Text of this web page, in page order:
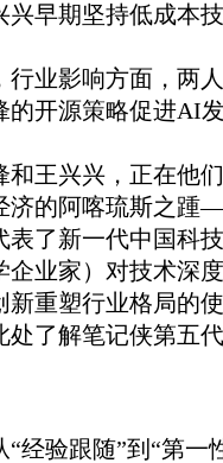
兴早期坚持低成本
行业影响方面，两
的开源策略促进AI
和王兴兴，正在他
济的阿喀琉斯之踵—
表了新一代中国科
企业家）对技术深
新重塑行业格局的使
处了解笔记侠第五
“经验跟随”到“第一